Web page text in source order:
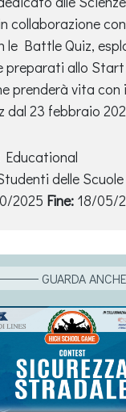
collaborazione
le Battle Quiz,
preparati allo
prenderà vita con
dal 23 febbraio
Educational
delle Scuole
2025 Fine: 18/05/
GUARDA ANCHE